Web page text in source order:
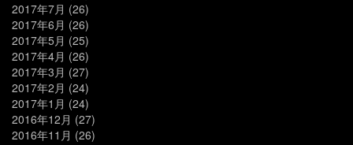
2017年7月 (26)
2017年6月 (26)
2017年5月 (25)
2017年4月 (26)
2017年3月 (27)
2017年2月 (24)
2017年1月 (24)
2016年12月 (27)
2016年11月 (26)